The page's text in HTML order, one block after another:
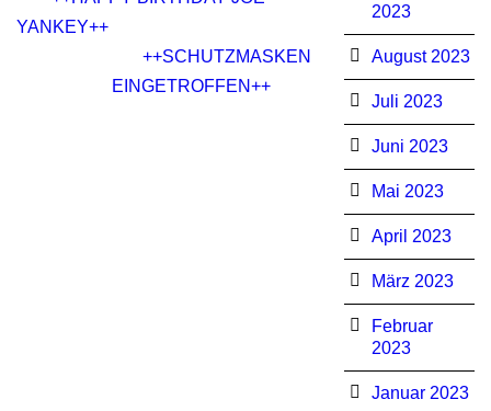
YANKEY++
++SCHUTZMASKEN
EINGETROFFEN++
2023
August 2023
Juli 2023
Juni 2023
Mai 2023
April 2023
März 2023
Februar
2023
Januar 2023